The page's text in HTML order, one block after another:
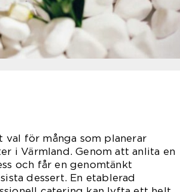
för många som planerar
i Värmland. Genom att anlita en
och får en genomtänkt
dessert. En etablerad